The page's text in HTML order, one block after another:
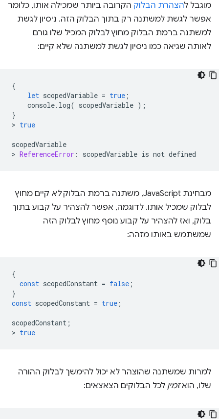
מוגבל להצהרת הבלוק הקרובה ביותר שמכילה אותו, כלומר
אפשר לגשת למשתנה רק בתוך הבלוק הזה. ניסיון לגשת
למשתנה ברמת הבלוק מחוץ לבלוק המכיל שלו גורם
לאותה שגיאה כמו ניסיון לגשת למשתנה שלא קיים:
{
let scopedVariable = true ;
console. log( scopedVariable );
}
> true
scopedVariable
> ReferenceError : scopedVariable is not defined
מבחינת JavaScript, משתנה ברמת הבלוק לא קיים מחוץ
לבלוק שמכיל אותו. לדוגמה, אפשר להצהיר על קבוע בתוך
בלוק, ואז להצהיר על קבוע נוסף מחוץ לבלוק הזה
שמשתמש באותו מזהה:
{
const scopedConstant = false ;
}
const scopedConstant = true ;
scopedConstant ;
> true
למרות שמשתנה שהוצהר לא יכול להימשך לבלוק ההורה
שלו, הואזמין לכל הבלוקים הצאצאים: